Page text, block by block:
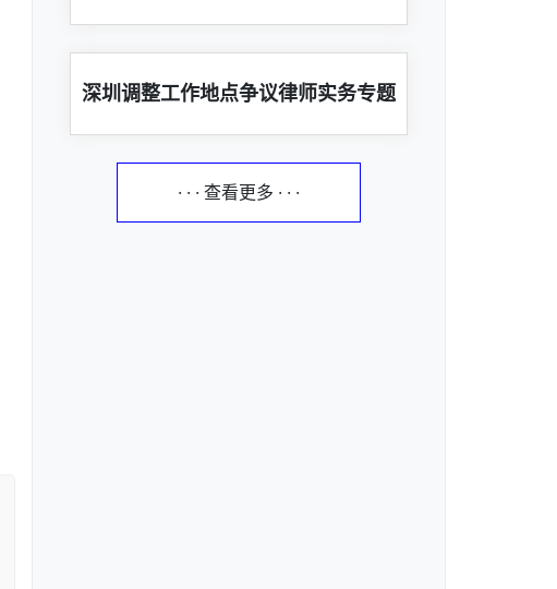
深圳调整工作地点争议律师实务专题
· · · 查看更多 · · ·